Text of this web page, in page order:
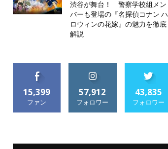
渋谷が舞台！ 警察学校組メン
バーも登場の『名探偵コナン ハ
ロウィンの花嫁』の魅力を徹底
解説
15,399
ファン
57,912
フォロワー
43,835
フォロワー